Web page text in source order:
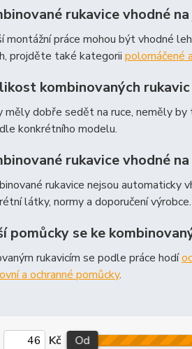
rukavice vhodné
montážní práce mohou být vhodné
projděte také kategorii polomáčené
kombinovaných
měly dobře sedět na ruce, neměly
konkrétního modelu.
rukavice vhodné
rukavice nejsou automaticky
látky, normy a doporučení výrobce.
pomůcky se ke
rukavicím se podle práce hodí
a ochranné pomůcky.
Kč Od